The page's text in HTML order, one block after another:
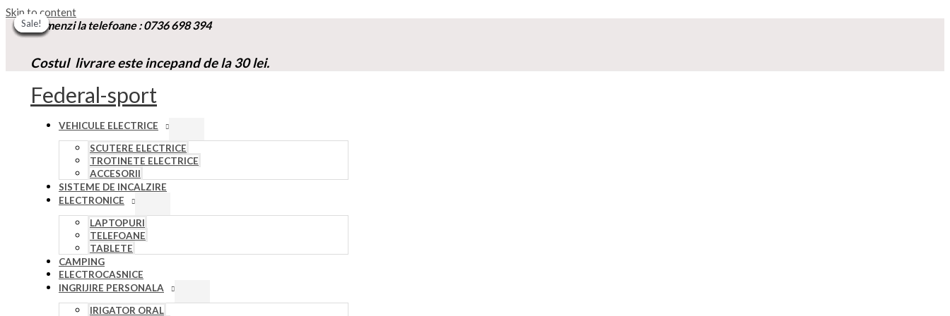
Skip to content
Comenzi la telefoane :0736 698 394
Costul livrare este incepand de la 30 lei.
Federal-sport
VEHICULE ELECTRICE
SCUTERE ELECTRICE
TROTINETE ELECTRICE
ACCESORII
SISTEME DE INCALZIRE
ELECTRONICE
LAPTOPURI
TELEFOANE
TABLETE
CAMPING
ELECTROCASNICE
INGRIJIRE PERSONALA
IRIGATOR ORAL
Sale!
Sale!
Sale!
Sale!
Sale!
Sale!
Sale!
Sale!
Sale!